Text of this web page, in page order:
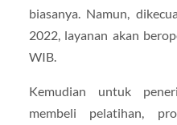
biasanya. Namun,
2022, layanan akan
WIB.
Kemudian untuk
membeli pelatihan,